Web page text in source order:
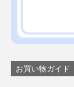
お買い物ガイド